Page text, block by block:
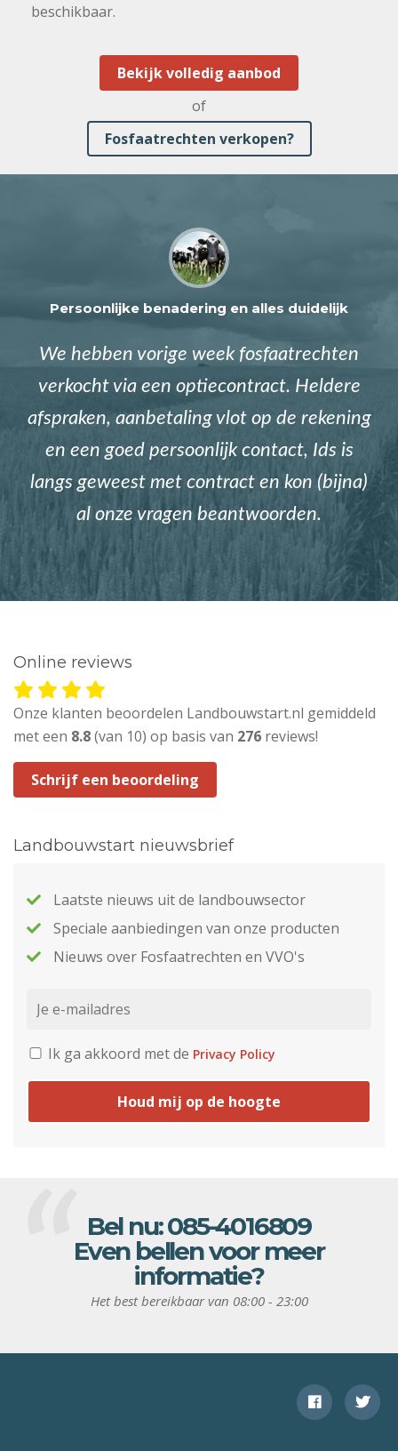
beschikbaar.
Bekijk volledig aanbod
of
Fosfaatrechten verkopen?
Persoonlijke benadering en alles duidelijk
We hebben vorige week fosfaatrechten
verkocht via een optiecontract. Heldere
afspraken, aanbetaling vlot op de rekening
en een goed persoonlijk contact, Ids is
langs geweest met contract en kon (bijna)
al onze vragen beantwoorden.
Online reviews
Onze klanten beoordelen Landbouwstart.nl gemiddeld
met een 8.8(van 10) op basis van 276 reviews!
Schrijf een beoordeling
Landbouwstart nieuwsbrief
Laatste nieuws uit de landbouwsector
Speciale aanbiedingen van onze producten
Nieuws over Fosfaatrechten en VVO's
Ik ga akkoord met de Privacy Policy
Houd mij op de hoogte
Bel nu:085-4016809
Even bellen voor meer
informatie?
Het best bereikbaar van 08:00 - 23:00